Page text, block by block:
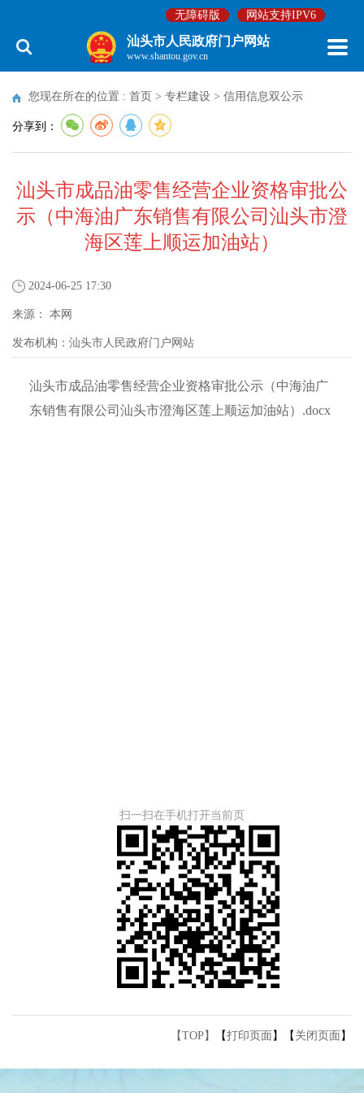
无障碍版 网站支持IPV6
汕头市人民政府门户网站
www.shantou.gov.cn
您现在所在的位置 : 首页 > 专栏建设 > 信用信息双公示
分享到：
汕头市成品油零售经营企业资格审批公
示（中海油广东销售有限公司汕头市澄
海区莲上顺运加油站）
2024-06-25 17:30
来源： 本网
发布机构： 汕头市人民政府门户网站
汕头市成品油零售经营企业资格审批公示（中海油广
东销售有限公司汕头市澄海区莲上顺运加油站）.docx
扫一扫在手机打开当前页
【TOP】 【打印页面 】【 关闭页面 】